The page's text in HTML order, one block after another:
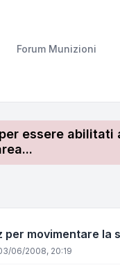
Forum Munizioni
essere
per movimentare la
06/2008, 20:19